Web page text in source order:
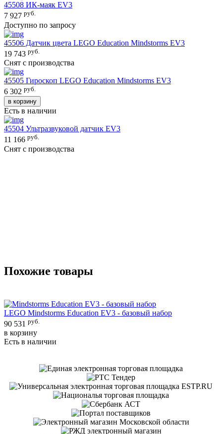
45508 ИК-маяк EV3
7 927 руб.
Доступно по запросу
45506 Датчик цвета LEGO Education Mindstorms EV3
19 743 руб.
Снят с производства
45505 Гироскоп LEGO Education Mindstorms EV3
6 302 руб.
в корзину
Есть в наличии
45504 Ультразвуковой датчик EV3
11 166 руб.
Снят с производства
Похожие товары
LEGO Mindstorms Education EV3 - базовый набор
90 531 руб.
в корзину
Есть в наличии